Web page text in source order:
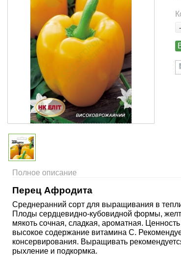
-
Полное описание
Перец Афродита
Среднеранний сорт для выращивания в
Плоды сердцевидно-кубовидной формы,
мякоть сочная, сладкая, ароматная.
высокое содержание витамина С.
консервирования. Выращивать
рыхление и подкормка.